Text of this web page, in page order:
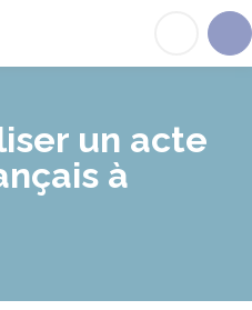
un acte
à